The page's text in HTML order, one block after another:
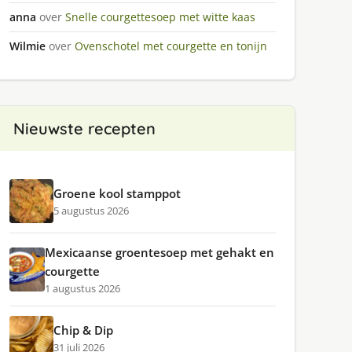
anna over Snelle courgettesoep met witte kaas
Wilmie over Ovenschotel met courgette en tonijn
Nieuwste recepten
Groene kool stamppot
5 augustus 2026
Mexicaanse groentesoep met gehakt en
courgette
1 augustus 2026
Chip & Dip
31 juli 2026